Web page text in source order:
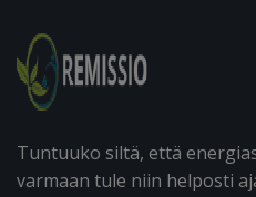
Tuntuuko siltä, että
varmaan tule niin helposti